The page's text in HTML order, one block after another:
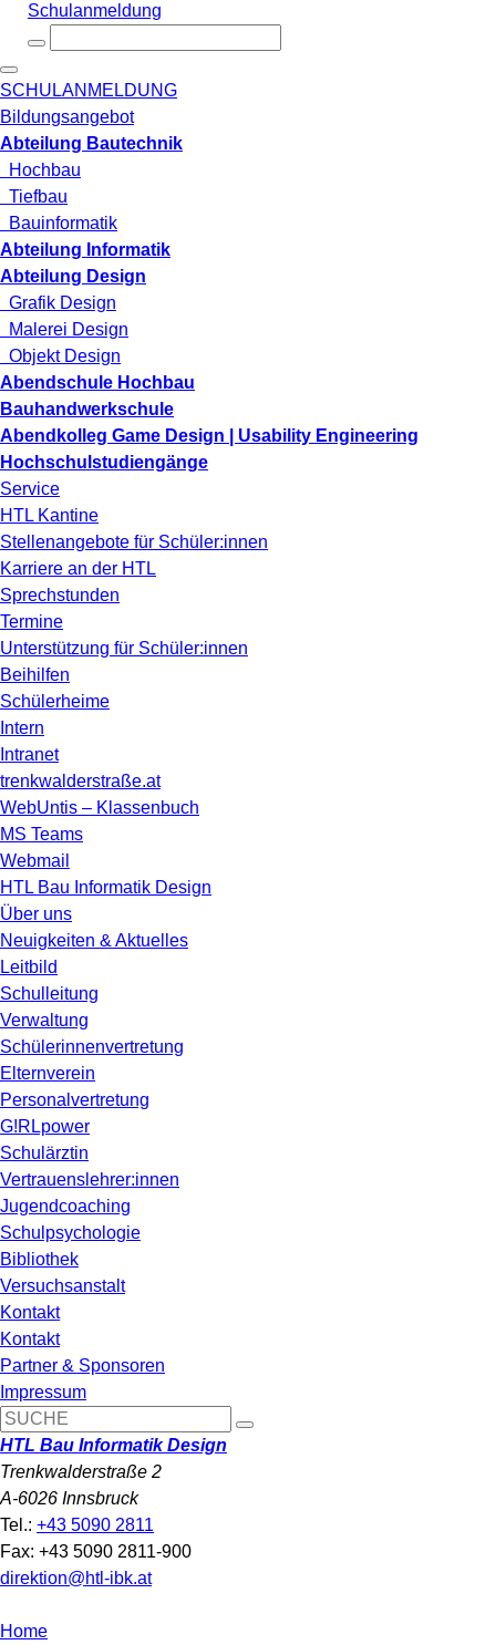
Schulanmeldung
SCHULANMELDUNG
Bildungsangebot
Abteilung Bautechnik
Hochbau
Tiefbau
Bauinformatik
Abteilung Informatik
Abteilung Design
Grafik Design
Malerei Design
Objekt Design
Abendschule Hochbau
Bauhandwerkschule
Abendkolleg Game Design | Usability Engineering
Hochschulstudiengänge
Service
HTL Kantine
Stellenangebote für Schüler:innen
Karriere an der HTL
Sprechstunden
Termine
Unterstützung für Schüler:innen
Beihilfen
Schülerheime
Intern
Intranet
trenkwalderstraße.at
WebUntis – Klassenbuch
MS Teams
Webmail
HTL Bau Informatik Design
Über uns
Neuigkeiten & Aktuelles
Leitbild
Schulleitung
Verwaltung
Schülerinnenvertretung
Elternverein
Personalvertretung
G!RLpower
Schulärztin
Vertrauenslehrer:innen
Jugendcoaching
Schulpsychologie
Bibliothek
Versuchsanstalt
Kontakt
Kontakt
Partner & Sponsoren
Impressum
HTL Bau Informatik Design
Trenkwalderstraße 2
A-6026 Innsbruck
Tel.: +43 5090 2811
Fax: +43 5090 2811-900
direktion@htl-ibk.at
Home